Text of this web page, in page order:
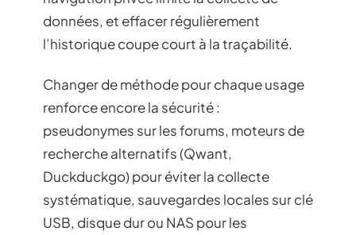
données, et effacer régulièrement
l’historique coupe court à la traçabilité.
Changer de méthode pour chaque usage
renforce encore la sécurité :
pseudonymes sur les forums, moteurs de
recherche alternatifs (Qwant,
Duckduckgo) pour éviter la collecte
systématique, sauvegardes locales sur clé
USB, disque dur ou NAS pour les